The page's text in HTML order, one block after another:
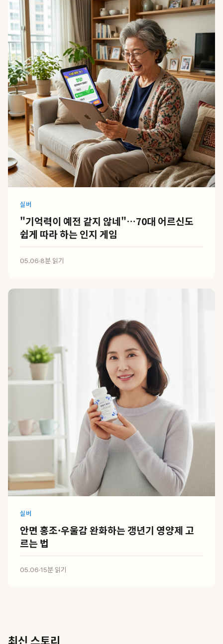
실버
"기억력이 예전 같지 않네"…70대 어르신도
쉽게 따라 하는 인지 게임
05.06·8분 읽기
실버
안면 홍조·우울감 완화하는 갱년기 영양제 고
르는 법
05.06·15분 읽기
최신 스토리